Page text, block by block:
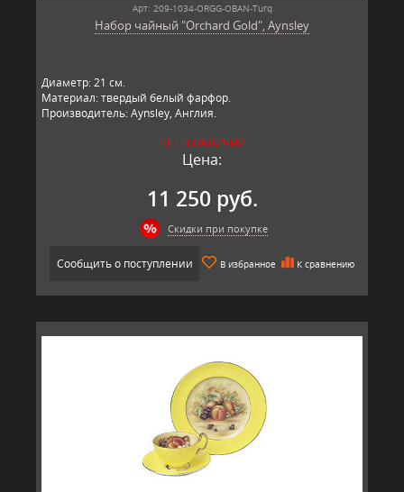
Арт: 209-1034-ORGG-OBAN-Turq
Набор чайный "Orchard Gold", Aynsley
Диаметр: 21 см.
Материал: твердый белый фарфор.
Производитель: Aynsley, Англия.
НЕТ В НАЛИЧИИ
Цена:
11 250 руб.
Скидки при покупке
Сообщить о поступлении В избранное К сравнению